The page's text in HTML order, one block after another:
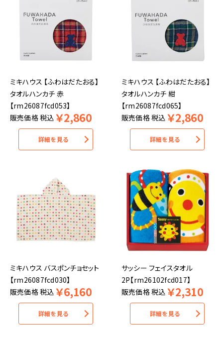
ミキハウス 【ふわはだたおる】
タオルハンカチ 赤
【rm26087fcd053】
販売価格税込 ￥2,860
詳細を見る
ミキハウス 【ふわはだたおる】
タオルハンカチ 紺
【rm26087fcd065】
販売価格税込 ￥2,860
詳細を見る
ミキハウス バスポンチョセット
【rm26087fcd030】
販売価格税込 ￥6,160
詳細を見る
サッシー フェイスタオル
2P【rm26102fcd017】
販売価格税込 ￥2,310
詳細を見る